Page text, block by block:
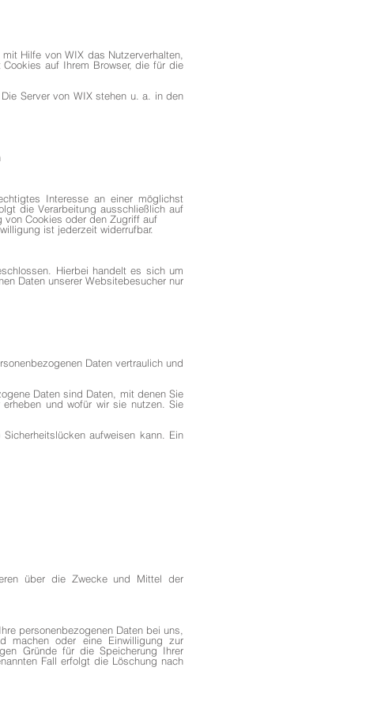
Hilfe von WIX das Nutzerverhalten,
auf Ihrem Browser, die für die
Server von WIX stehen u. a. in den
Interesse an einer möglichst
die Verarbeitung ausschließlich auf
von Cookies oder den Zugriff auf
ist jederzeit widerrufbar.
Hierbei handelt es sich um
Daten unserer Websitebesucher nur
Daten vertraulich und
Daten sind Daten, mit denen Sie
und wofür wir sie nutzen. Sie
aufweisen kann. Ein
über die Zwecke und Mittel der
personenbezogenen Daten bei uns,
machen oder eine Einwilligung zur
Gründe für die Speicherung Ihrer
Fall erfolgt die Löschung nach